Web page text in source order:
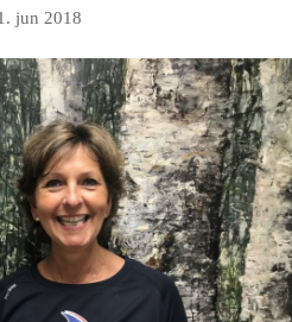
jun 2018